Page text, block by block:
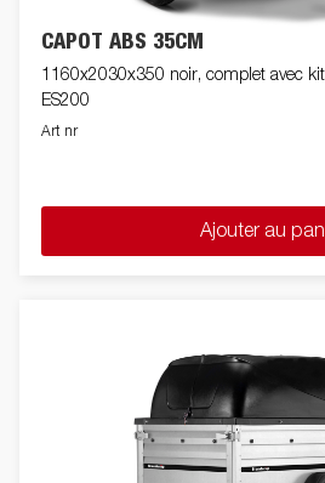
CAPOT ABS 35CM
1160x2030x350 noir, complet avec
ES200
Art nr
Ajouter au